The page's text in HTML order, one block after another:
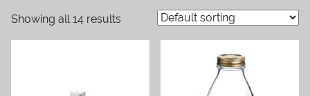
Showing all 14 results